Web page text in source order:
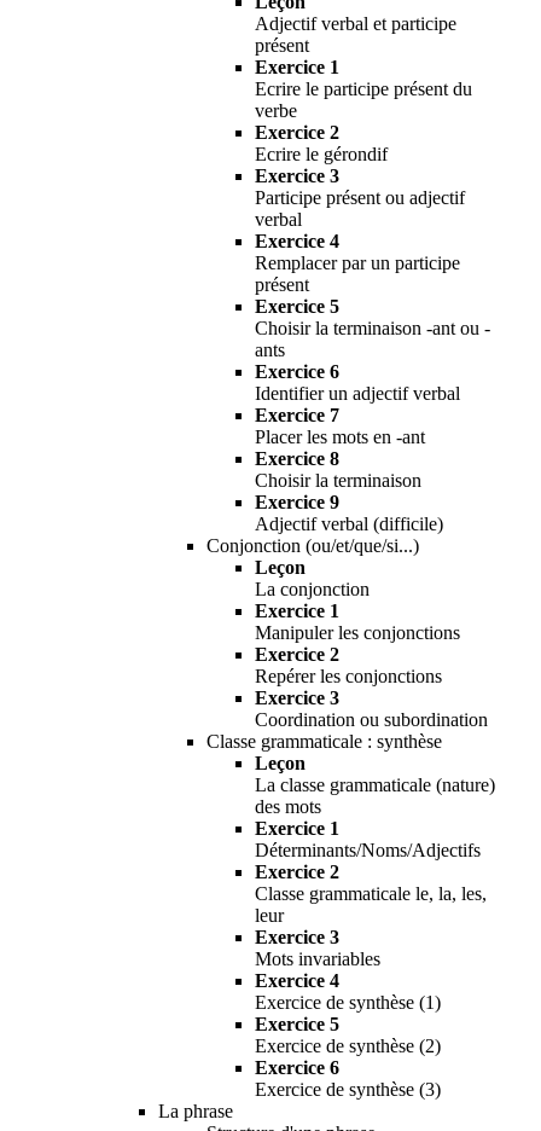
Adjectif verbal et participe
présent
Exercice 1
Ecrire le participe présent du
verbe
Exercice 2
Ecrire le gérondif
Exercice 3
Participe présent ou adjectif
verbal
Exercice 4
Remplacer par un participe
présent
Exercice 5
Choisir la terminaison -ant ou -
ants
Exercice 6
Identifier un adjectif verbal
Exercice 7
Placer les mots en -ant
Exercice 8
Choisir la terminaison
Exercice 9
Adjectif verbal (difficile)
Conjonction (ou/et/que/si...)
Leçon
La conjonction
Exercice 1
Manipuler les conjonctions
Exercice 2
Repérer les conjonctions
Exercice 3
Coordination ou subordination
Classe grammaticale : synthèse
Leçon
La classe grammaticale (nature)
des mots
Exercice 1
Déterminants/Noms/Adjectifs
Exercice 2
Classe grammaticale le, la, les,
leur
Exercice 3
Mots invariables
Exercice 4
Exercice de synthèse (1)
Exercice 5
Exercice de synthèse (2)
Exercice 6
Exercice de synthèse (3)
La phrase